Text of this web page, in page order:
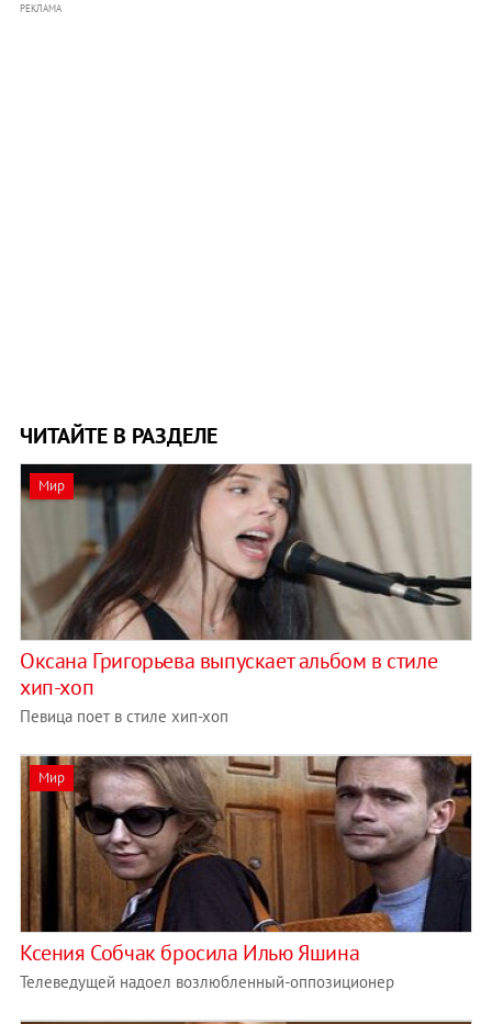
РЕКЛАМА
ЧИТАЙТЕ В РАЗДЕЛЕ
Мир
Оксана Григорьева выпускает альбом в стиле
хип-хоп
Певица поет в стиле хип-хоп
Мир
Ксения Собчак бросила Илью Яшина
Телеведущей надоел возлюбленный-оппозиционер